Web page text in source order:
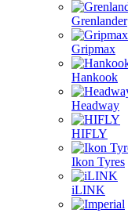
Grenlander
Gripmax
Hankook
Headway
HIFLY
Ikon Tyres
iLINK